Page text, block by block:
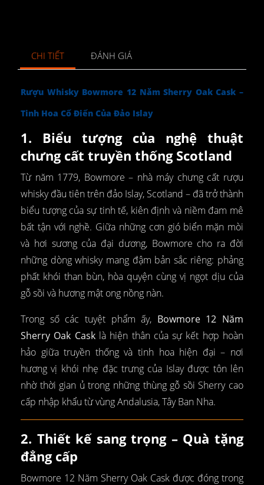
CHI TIẾT ĐÁNH GIÁ
Rượu Whisky Bowmore 12 Năm Sherry Oak Cask –
Tinh Hoa Cổ Điển Của Đảo Islay
1. Biểu tượng của nghệ thuật
chưng cất truyền thống Scotland
Từ năm 1779, Bowmore – nhà máy chưng cất rượu
whisky đầu tiên trên đảo Islay, Scotland – đã trở thành
biểu tượng của sự tinh tế, kiên định và niềm đam mê
bất tận với nghề. Giữa những cơn gió biển mặn mòi
và hơi sương của đại dương, Bowmore cho ra đời
những dòng whisky mang đậm bản sắc riêng: phảng
phất khói than bùn, hòa quyện cùng vị ngọt dịu của
gỗ sồi và hương mật ong nồng nàn.
Trong số các tuyệt phẩm ấy, Bowmore 12 Năm
Sherry Oak Casklà hiện thân của sự kết hợp hoàn
hảo giữa truyền thống và tinh hoa hiện đại – nơi
hương vị khói nhẹ đặc trưng của Islay được tôn lên
nhờ thời gian ủ trong những thùng gỗ sồi Sherry cao
cấp nhập khẩu từ vùng Andalusia, Tây Ban Nha.
2. Thiết kế sang trọng – Quà tặng
đẳng cấp
Bowmore 12 Năm Sherry Oak Cask được đóng trong